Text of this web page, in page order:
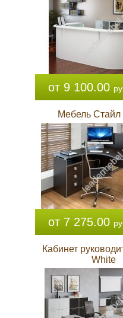
от 9 100.00
Мебель Стайл
от 7 275.00
Кабинет
White